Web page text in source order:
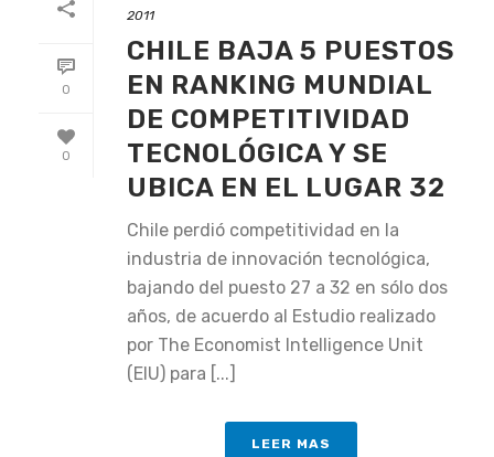
0
0
2011
CHILE BAJA 5 PUESTOS
EN RANKING MUNDIAL
DE COMPETITIVIDAD
TECNOLÓGICA Y SE
UBICA EN EL LUGAR 32
Chile perdió competitividad en la
industria de innovación tecnológica,
bajando del puesto 27 a 32 en sólo dos
años, de acuerdo al Estudio realizado
por The Economist Intelligence Unit
(EIU) para [...]
LEER MAS